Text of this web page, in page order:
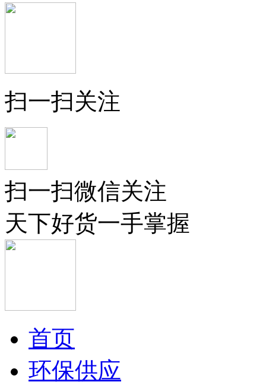
扫一扫关注
扫一扫微信关注
天下好货一手掌握
首页
环保供应